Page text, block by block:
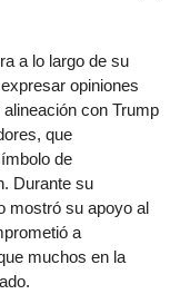
a lo largo de su
opiniones
con Trump
que
de
Durante su
mostró su apoyo al
a
muchos en la